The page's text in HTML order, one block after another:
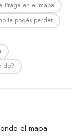
Praga en el mapa
te podés perder
el mapa